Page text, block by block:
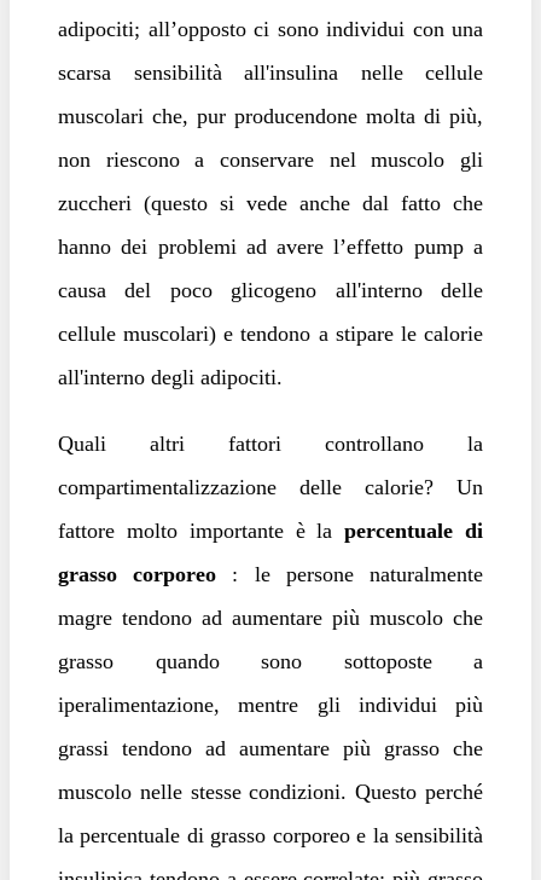
adipociti; all’opposto ci sono individui con una
scarsa sensibilità all'insulina nelle cellule
muscolari che, pur producendone molta di più,
non riescono a conservare nel muscolo gli
zuccheri (questo si vede anche dal fatto che
hanno dei problemi ad avere l’effetto pump a
causa del poco glicogeno all'interno delle
cellule muscolari) e tendono a stipare le calorie
all'interno degli adipociti.
Quali altri fattori controllano la
compartimentalizzazione delle calorie? Un
fattore molto importante è lapercentuale di
grasso corporeo : le persone naturalmente
magre tendono ad aumentare più muscolo che
grasso quando sono sottoposte a
iperalimentazione, mentre gli individui più
grassi tendono ad aumentare più grasso che
muscolo nelle stesse condizioni. Questo perché
la percentuale di grasso corporeo e la sensibilità